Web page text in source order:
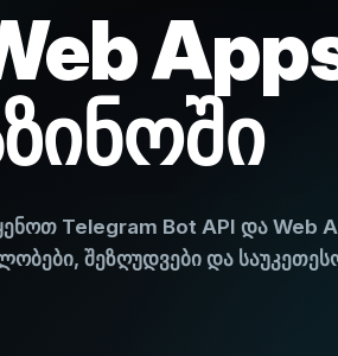
Telegram Bot API და Web
შეზღუდვები და